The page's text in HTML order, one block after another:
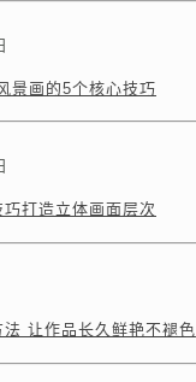
景画的5个核心技巧
打造立体画面层次
让作品长久鲜艳不褪色